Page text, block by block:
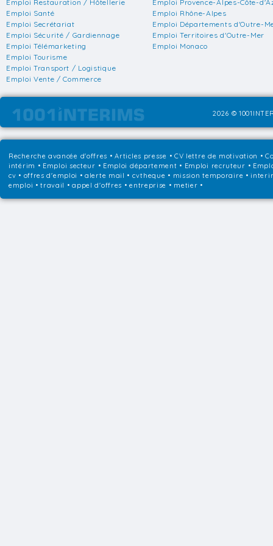
Emploi Restauration / Hôtellerie
Emploi Santé
Emploi Secrétariat
Emploi Sécurité / Gardiennage
Emploi Télémarketing
Emploi Tourisme
Emploi Transport / Logistique
Emploi Vente / Commerce
Emploi Provence-Alpes-Côte-
Emploi Rhône-Alpes
Emploi Départements d'Outre-
Emploi Territoires d'Outre-Mer
Emploi Monaco
2026 ©
Recherche avancée d'offres •Articles presse • CV lettre de motivation •
intérim • Emploi secteur • Emploi département • Emploi recruteur •
cv • offres d'emploi • alerte mail • cvtheque • mission temporaire •
emploi • travail • appel d'offres • entreprise • metier •